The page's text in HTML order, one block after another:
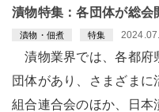
漬物特集：各団体が総
漬物・佃煮 特集
漬物業界では、各都府
団体があり、さまざまに
組合連合会のほか、日本